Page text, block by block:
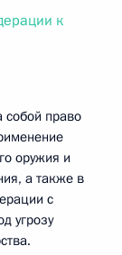
к
собой право
оружия и
а также в
с
угрозу